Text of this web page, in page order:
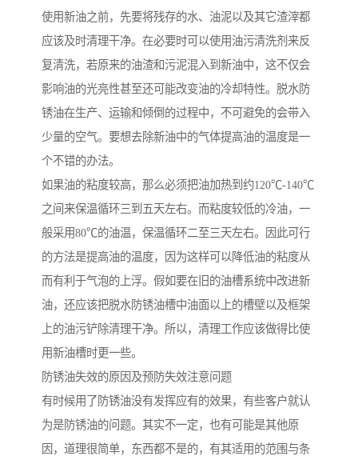
使用新油之前，先要将残存的水、油泥以及其它渣滓都
应该及时清理干净。在必要时可以使用油污清洗剂来反
复清洗，若原来的油渣和污泥混入到新油中，这不仅会
影响油的光亮性甚至还可能改变油的冷却特性。脱水防
锈油在生产、运输和倾倒的过程中，不可避免的会带入
少量的空气。要想去除新油中的气体提高油的温度是一
个不错的办法。
如果油的粘度较高，那么必须把油加热到约120℃-140℃
之间来保温循环三到五天左右。而粘度较低的冷油，一
般采用80℃的油温，保温循环二至三天左右。因此可行
的方法是提高油的温度，因为这样可以降低油的粘度从
而有利于气泡的上浮。假如要在旧的油槽系统中改进新
油，还应该把脱水防锈油槽中油面以上的槽壁以及框架
上的油污铲除清理干净。所以，清理工作应该做得比使
用新油槽时更一些。
防锈油失效的原因及预防失效注意问题
有时候用了防锈油没有发挥应有的效果，有些客户就认
为是防锈油的问题。其实不一定，也有可能是其他原
因，道理很简单，东西都不是的，有其适用的范围与条